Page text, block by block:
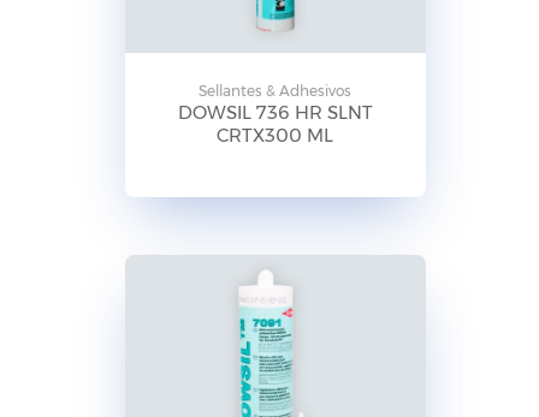
Sellantes & Adhesivos
DOWSIL 736 HR SLNT
CRTX300 ML